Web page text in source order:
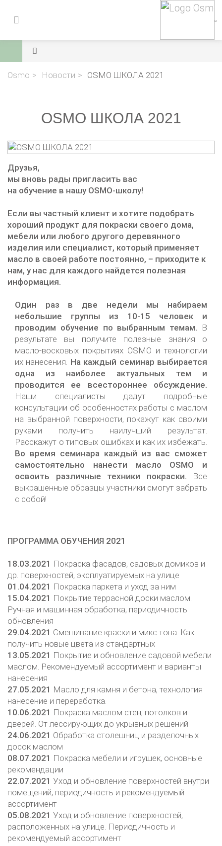
Osmo Новости OSMO ШКОЛА 2021
OSMO ШКОЛА 2021
Друзья,
мы вновь рады пригласить вас
на обучение в нашу OSMO-школу!
Если вы частный клиент и хотите подобрать
хороший продукт для покраски своего дома,
мебели или любого другого деревянного
изделия или специалист, который применяет
масло в своей работе постоянно, – приходите к
нам, у нас для каждого найдется полезная
информация.
Один раз в две недели мы набираем
небольшие группы из 10-15 человек и
проводим обучение по выбранным темам. В
результате вы получите полезные знания о
масло-восковых покрытиях OSMO и технологии
их нанесения. На каждый семинар выбирается
одна из наиболее актуальных тем и
проводится ее всестороннее обсуждение.
Наши специалисты дадут подробные
консультации об особенностях работы с маслом
на выбранной поверхности, покажут как своими
руками получить наилучший результат.
Расскажут о типовых ошибках и как их избежать.
Во время семинара каждый из вас сможет
самостоятельно нанести масло OSMO и
освоить различные техники покраски. Все
выкрашенные образцы участники смогут забрать
с собой!
ПРОГРАММА ОБУЧЕНИЯ 2021
18.03.2021 Покраска фасадов, садовых домиков и
др. поверхностей, эксплуатируемых на улице
01.04.2021 Покраска паркета и уход за ним
15.04.2021 Покрытие террасной доски маслом.
Ручная и машинная обработка, периодичность
обновления
29.04.2021 Смешивание краски и микс тона. Как
получить новые цвета из стандартных
13.05.2021 Покрытие и обновление садовой мебели
маслом. Рекомендуемый ассортимент и варианты
нанесения
27.05.2021 Масло для камня и бетона, технология
нанесение и переработка.
10.06.2021 Покраска маслом стен, потолков и
дверей. От лессирующих до укрывных решений
24.06.2021 Обработка столешниц и разделочных
досок маслом
08.07.2021 Покраска мебели и игрушек, основные
рекомендации
22.07.2021 Уход и обновление поверхностей внутри
помещений, периодичность и рекомендуемый
ассортимент
05.08.2021 Уход и обновление поверхностей,
расположенных на улице. Периодичность и
рекомендуемый ассортимент